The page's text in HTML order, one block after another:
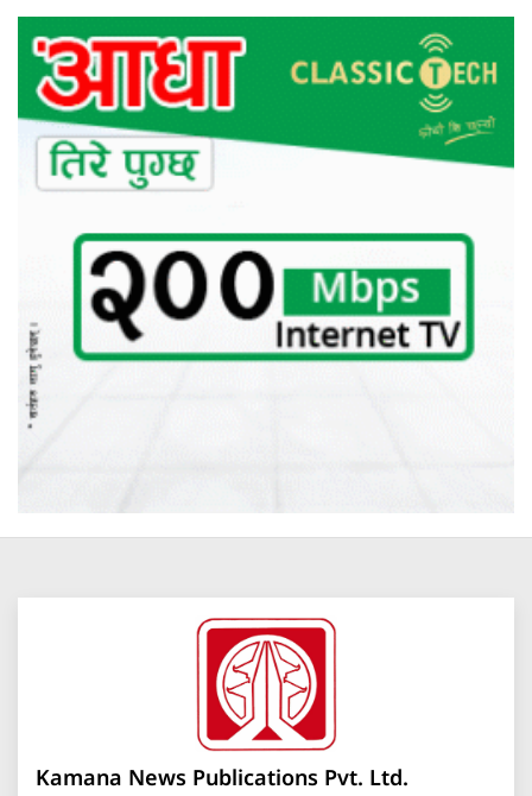
Kamana News Publications Pvt. Ltd.